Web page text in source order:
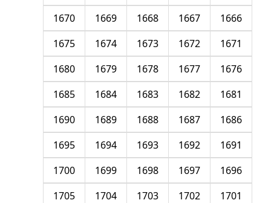
1666
1667
1668
1669
1670
1671
1672
1673
1674
1675
1676
1677
1678
1679
1680
1681
1682
1683
1684
1685
1686
1687
1688
1689
1690
1691
1692
1693
1694
1695
1696
1697
1698
1699
1700
1701
1702
1703
1704
1705